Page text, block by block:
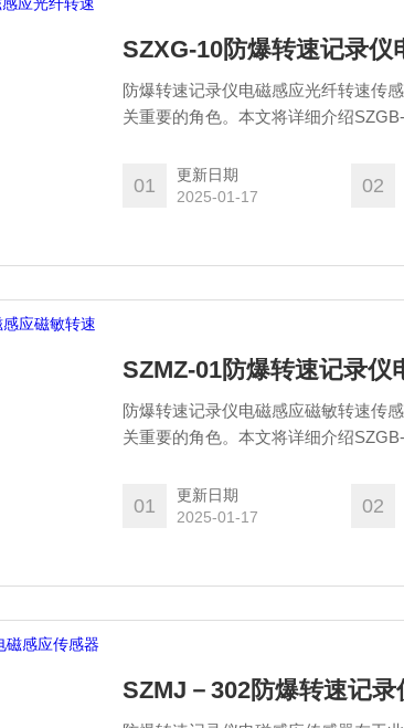
SZXG-10防爆转速记录
防爆转速记录仪电磁感应光纤转速传
关重要的角色。本文将详细介绍
01
更新日期
2025-01-17
02
SZMZ-01防爆转速记录仪
防爆转速记录仪电磁感应磁敏转速传
关重要的角色。本文将详细介绍
01
更新日期
2025-01-17
02
SZMJ－302防爆转速记